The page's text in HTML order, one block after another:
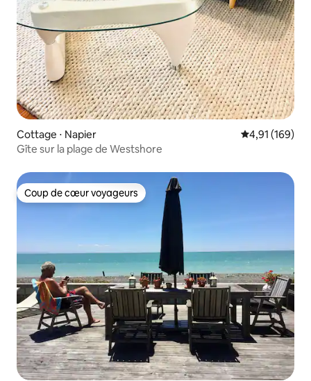
Cottage ⋅ Napier Évaluation
4,91 (169)
Gîte sur la plage de Westshore
Coup de cœur voyageurs
Coup de cœur voyageurs